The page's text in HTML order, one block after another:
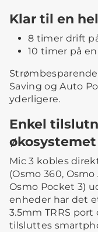
Klar til en
8 timer drift
10 timer på
Saving og Auto
yderligere.
Enkel
økosystemet
Mic 3 kobles
(Osmo 360,
Osmo Pocket 3)
enheder har det
3.5mm TRRS port
tilsluttes